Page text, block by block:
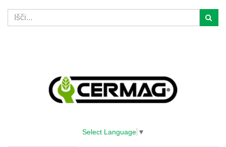
Select Language ▼